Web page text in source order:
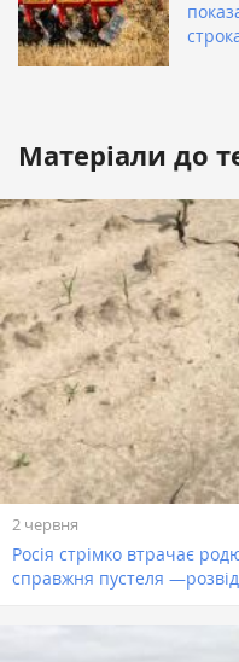
Матеріали до
2 червня
Росія стрімко втрачає
справжня пустеля